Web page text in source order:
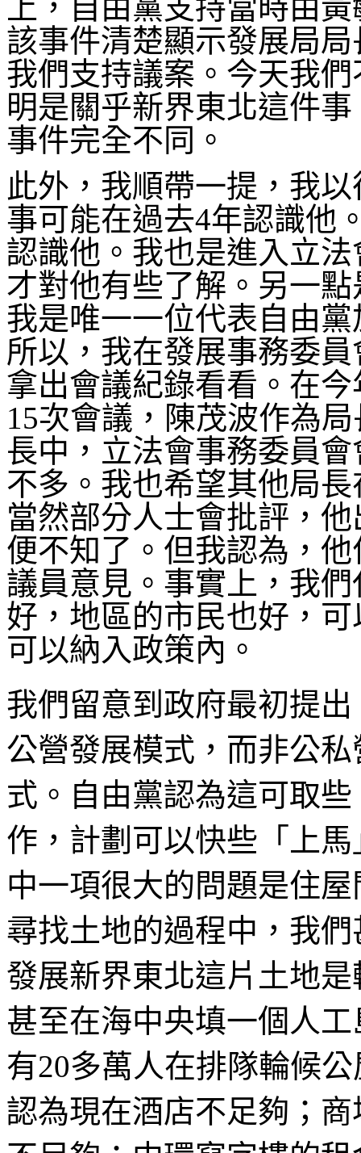
上，自由黨支持當時由
該事件清楚顯示發展局
我們支持議案。今天我
明是關乎新界東北這件
事件完全不同。
此外，我順帶一提，我
事可能在過去4年認識他
認識他。我也是進入立
才對他有些了解。另一
我是唯一一位代表自由
所以，我在發展事務委
拿出會議紀錄看看。在
15次會議，陳茂波作為
長中，立法會事務委員
不多。我也希望其他局
當然部分人士會批評，
便不知了。但我認為，
議員意見。事實上，我
好，地區的市民也好，
可以納入政策內。
我們留意到政府最初提
公營發展模式，而非公
式。自由黨認為這可取
作，計劃可以快些「上
中一項很大的問題是住
尋找土地的過程中，我
發展新界東北這片土地
甚至在海中央填一個人
有20多萬人在排隊輪候
認為現在酒店不足夠；